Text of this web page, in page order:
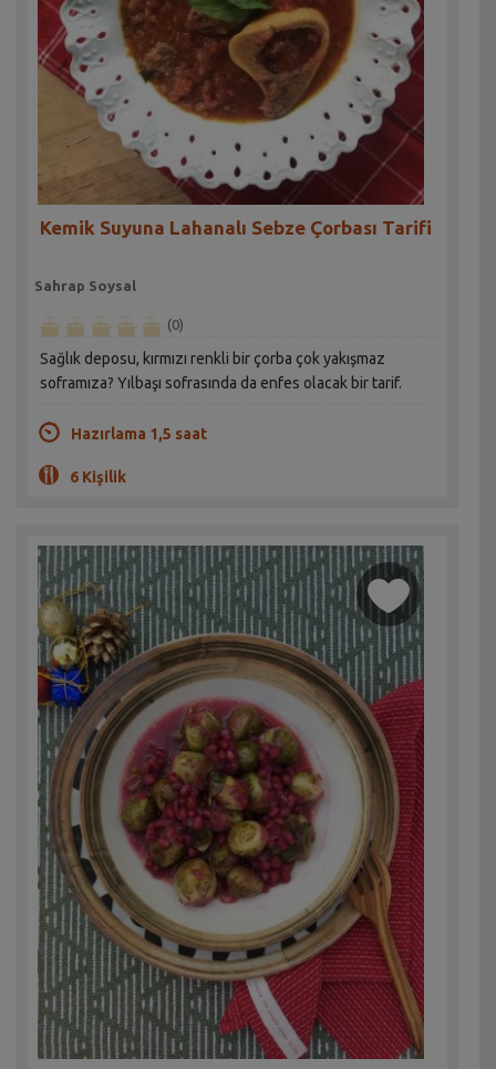
Kemik Suyuna Lahanalı Sebze Çorbası Tarifi
Sahrap Soysal
(0)
Sağlık deposu, kırmızı renkli bir çorba çok yakışmaz
soframıza? Yılbaşı sofrasında da enfes olacak bir tarif.
Hazırlama 1,5 saat
6 Kişilik